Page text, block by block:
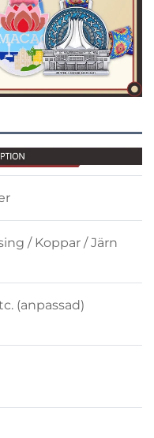
/ Koppar / Järn
(anpassad)